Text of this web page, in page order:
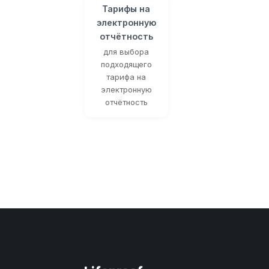
Тарифы на
электронную
отчётность
для выбора
подходящего
тарифа на
электронную
отчётность